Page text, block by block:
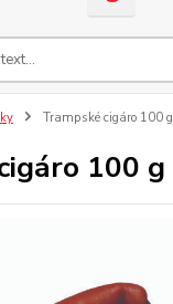
Trampské cigáro 100 g
100 g